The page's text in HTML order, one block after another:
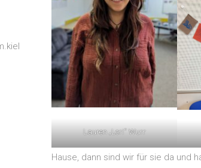
Lauren „Lori“ Wurr
Hause, dann sind wir für sie da und